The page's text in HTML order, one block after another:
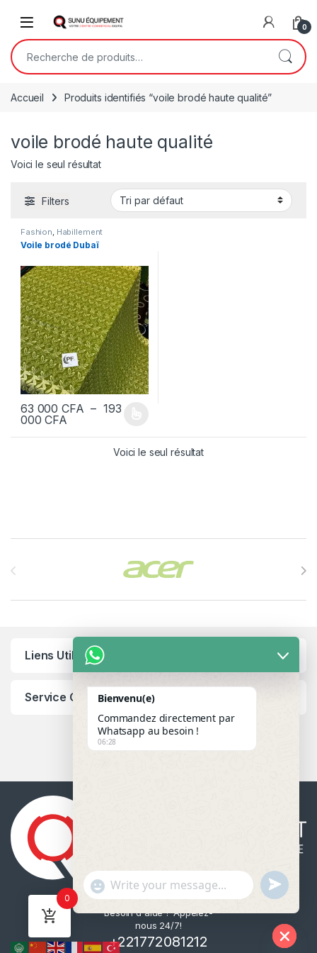
Open 0
Recherche pour :
Accueil Produits identifiés “voile brodé haute qualité”
voile brodé haute qualité
Voici le seul résultat
Filters
Fashion, Habillement
Voile brodé Dubaï
63 000CFA – 193
000CFA
Ce produit a plusieurs variations. Les options peuvent être
Voici le seul résultat
Liens Utiles
Service Client
Besoin d'aide ? Appelez-
nous 24/7!
+221772081212
0
Bienvenu(e)
Commandez directement par
Whatsapp au besoin !
06:28
"
+
c
a
WhatsApp Message
u
n
d